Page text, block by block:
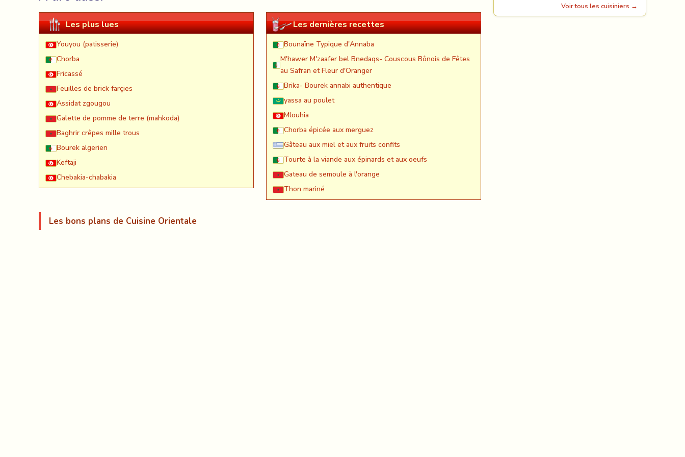
Les plus lues
Youyou (patisserie)
Chorba
Fricassé
Feuilles de brick farçies
Assidat zgougou
Galette de pomme de terre (mahkoda)
Baghrir crêpes mille trous
Bourek algerien
Keftaji
Chebakia-chabakia
Les dernières recettes
Bounaïne Typique d'Annaba
M'hawer M'zaafer bel Bnedaqs- Couscous Bônois de Fêtes
au Safran et Fleur d'Oranger
Brika- Bourek annabi authentique
yassa au poulet
Mlouhia
Chorba épicée aux merguez
Gâteau aux miel et aux fruits confits
Tourte à la viande aux épinards et aux oeufs
Gateau de semoule à l'orange
Thon mariné
Les bons plans de Cuisine Orientale
Voir tous les cuisiniers →